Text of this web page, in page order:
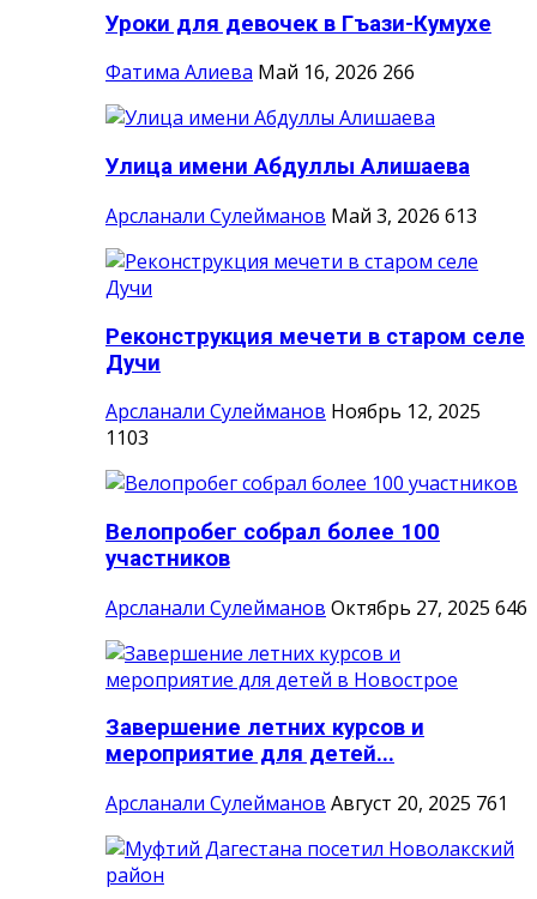
Уроки для девочек в Гъази-Кумухе
Фатима Алиева Май 16, 2026 266
Улица имени Абдуллы Алишаева
Арсланали Сулейманов Май 3, 2026 613
Реконструкция мечети в старом селе
Дучи
Арсланали Сулейманов Ноябрь 12, 2025
1103
Велопробег собрал более 100
участников
Арсланали Сулейманов Октябрь 27, 2025 646
Завершение летних курсов и
мероприятие для детей...
Арсланали Сулейманов Август 20, 2025 761